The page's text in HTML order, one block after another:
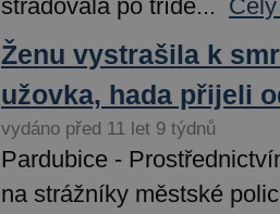
štrádovala po třídě...
Ženu vystrašila k
užovka, hada přijeli
vydáno před 11 let 9 týdnů
Pardubice -
na strážníky městské